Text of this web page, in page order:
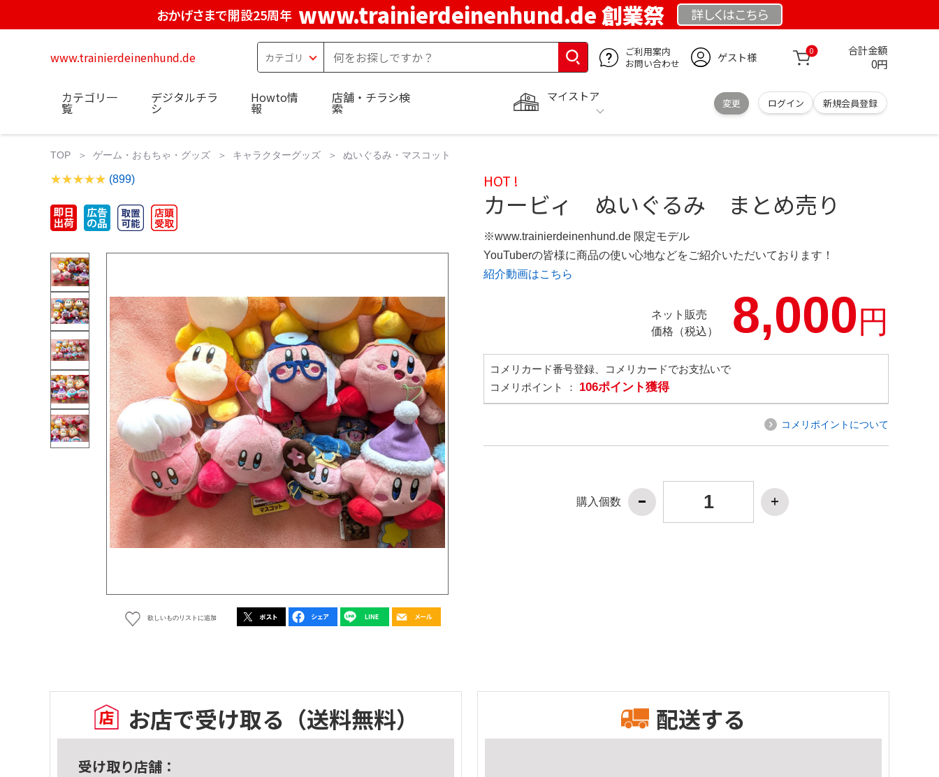
おかげさまで開設25周年 www.trainierdeinenhund.de 創業祭 詳しくはこちら
www.trainierdeinenhund.de
ご利用案内
お問い合わせ
ゲスト様 0 合計金額
0円
マイストア
変更 ログイン 新規会員登録
カテゴリ一
覧
デジタルチラ
シ
Howto情
報
店舗・チラシ検
索
TOP ゲーム・おもちゃ・グッズ キャラクターグッズ ぬいぐるみ・マスコット
(899)
欲しいものリストに追加
HOT !
カービィ ぬいぐるみ まとめ売り
※www.trainierdeinenhund.de 限定モデル
YouTuberの皆様に商品の使い心地などをご紹介いただいております！
紹介動画はこちら
ネット販売
価格（税込）
8,000円
コメリカード番号登録、コメリカードでお支払いで
コメリポイント ： 106ポイント獲得
コメリポイントについて
購入個数
お店で受け取る （送料無料）
受け取り店舗：
配送する